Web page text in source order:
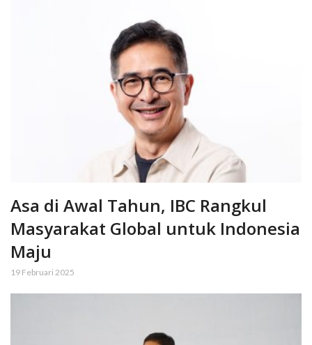
Asa di Awal Tahun, IBC Rangkul
Masyarakat Global untuk Indonesia
Maju
19 Februari 2025